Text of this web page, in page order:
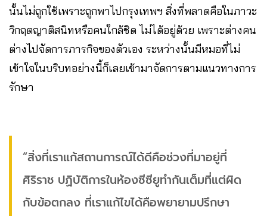
นั้นไม่ถูกใช้เพราะถูกพาไปกรุงเทพฯ สิ่งที่พลาดคือในภาวะ
วิกฤตญาติสนิทหรือคนใกล้ชิด ไม่ได้อยู่ด้วย เพราะต่างคน
ต่างไปจัดการภารกิจของตัวเอง ระหว่างนั้นมีหมอที่ไม่
เข้าใจในบริบทอย่างนี้ก็เลยเข้ามาจัดการตามแนวทางการ
รักษา
“สิ่งที่เราแก้สถานการณ์ได้ดีคือช่วงที่มาอยู่ที่
ศิริราช ปฏิบัติการในห้องซีซียูทำกันเต็มที่แต่ผิด
กับข้อตกลง ที่เราแก้ไขได้คือพยายามปรึกษา